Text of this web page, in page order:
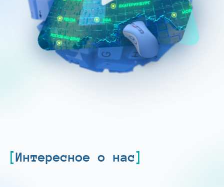
Интересное о нас